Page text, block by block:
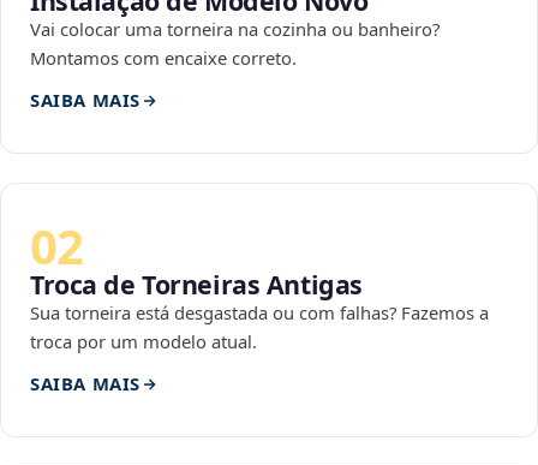
Vai colocar uma torneira na cozinha ou banheiro?
Montamos com encaixe correto.
SAIBA MAIS
02
Troca de Torneiras Antigas
Sua torneira está desgastada ou com falhas? Fazemos a
troca por um modelo atual.
SAIBA MAIS